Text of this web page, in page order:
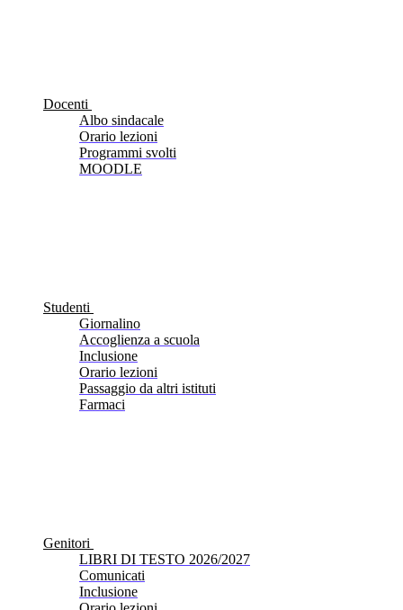
Docenti
Albo sindacale
Orario lezioni
Programmi svolti
MOODLE
Studenti
Giornalino
Accoglienza a scuola
Inclusione
Orario lezioni
Passaggio da altri istituti
Farmaci
Genitori
LIBRI DI TESTO 2026/2027
Comunicati
Inclusione